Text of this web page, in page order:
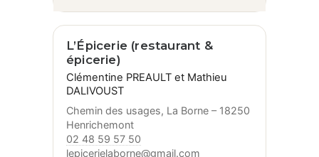
L’Épicerie (restaurant &
épicerie)
Clémentine PREAULT et Mathieu
DALIVOUST
Chemin des usages, La Borne – 18250
Henrichemont
02 48 59 57 50
lepicerielaborne@gmail.com